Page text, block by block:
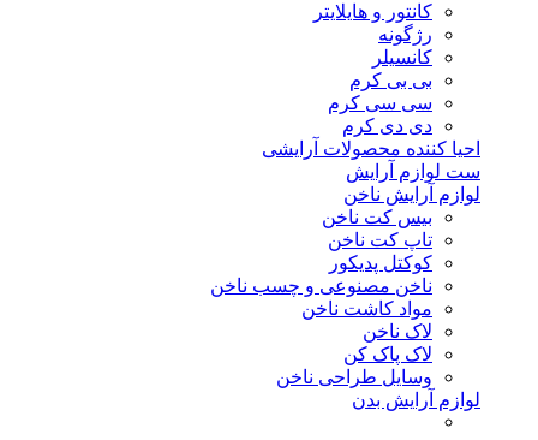
کانتور و هایلایتر
رژگونه
کانسیلر
بی بی کرم
سی سی کرم
دی دی کرم
احیا کننده محصولات آرایشی
ست لوازم آرایش
لوازم آرایش ناخن
بیس کت ناخن
تاپ کت ناخن
کوکتل پدیکور
ناخن مصنوعی و چسب ناخن
مواد کاشت ناخن
لاک ناخن
لاک پاک کن
وسایل طراحی ناخن
لوازم آرایش بدن